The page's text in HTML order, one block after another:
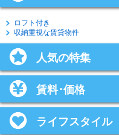
ロフト付き
収納重視な賃貸物件
人気の特集
賃料･価格
ライフスタイル